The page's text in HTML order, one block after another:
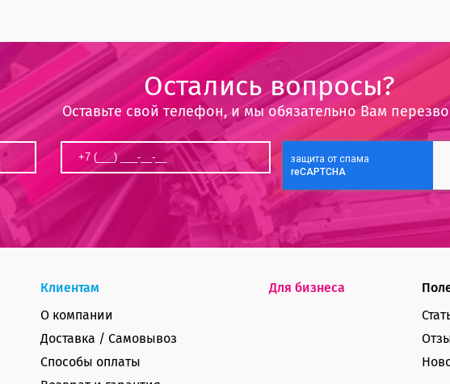
Остались вопросы?
Оставьте свой телефон, и мы обязательно Вам
Клиентам
О компании
Доставка / Самовывоз
Способы оплаты
Для бизнеса